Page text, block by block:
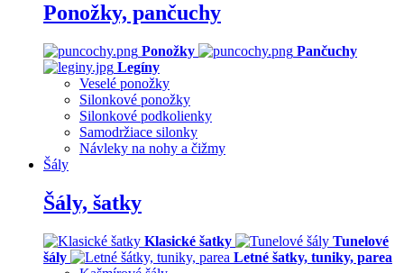
Ponožky, pančuchy
Ponožky
Pančuchy
Legíny
Veselé ponožky
Silonkové ponožky
Silonkové podkolienky
Samodržiace silonky
Návleky na nohy a čižmy
Šály
Šály, šatky
Klasické šatky
Tunelové
šály
Letné šatky, tuniky, parea